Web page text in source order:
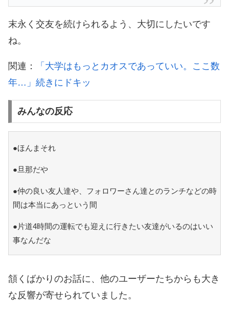
末永く交友を続けられるよう、大切にしたいです
ね。
関連：
「大学はもっとカオスであっていい。ここ数
年…」続きにドキッ
みんなの反応
●ほんまそれ
●旦那だや
●仲の良い友人達や、フォロワーさん達とのランチなどの時
間は本当にあっという間
●片道4時間の運転でも迎えに行きたい友達がいるのはいい
事なんだな
頷くばかりのお話に、他のユーザーたちからも大き
な反響が寄せられていました。